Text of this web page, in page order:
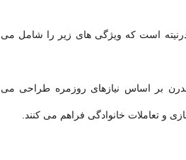
است که ویژگی های زیر را شامل می
بر اساس نیازهای روزمره طراحی می
و تعاملات خانوادگی فراهم می کنند.